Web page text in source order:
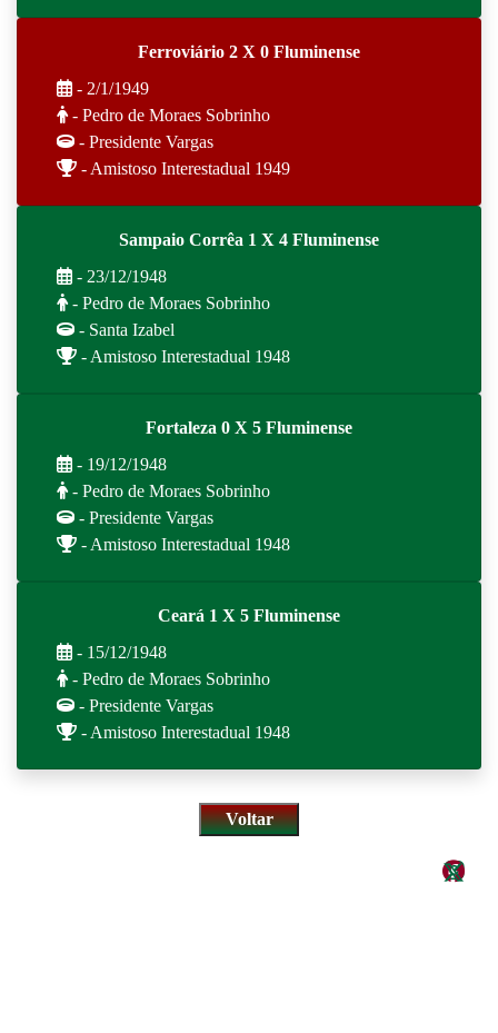
Ferroviário 2 X 0 Fluminense
- 2/1/1949
- Pedro de Moraes Sobrinho
- Presidente Vargas
- Amistoso Interestadual 1949
Sampaio Corrêa 1 X 4 Fluminense
- 23/12/1948
- Pedro de Moraes Sobrinho
- Santa Izabel
- Amistoso Interestadual 1948
Fortaleza 0 X 5 Fluminense
- 19/12/1948
- Pedro de Moraes Sobrinho
- Presidente Vargas
- Amistoso Interestadual 1948
Ceará 1 X 5 Fluminense
- 15/12/1948
- Pedro de Moraes Sobrinho
- Presidente Vargas
- Amistoso Interestadual 1948